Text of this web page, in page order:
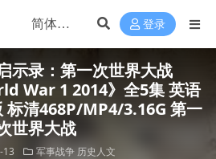
登录
示录：第一次世界大战
War 1 2014》全5集 英语
标清468P/MP4/3.16G 第一
世界大战
13 军事战争 历史人文